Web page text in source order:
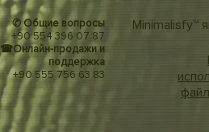
✆ Общие вопросы
+90 554 396 07 87
☎Онлайн-продажи и
поддержка
+90 555 756 63 83
Minimalisfy™